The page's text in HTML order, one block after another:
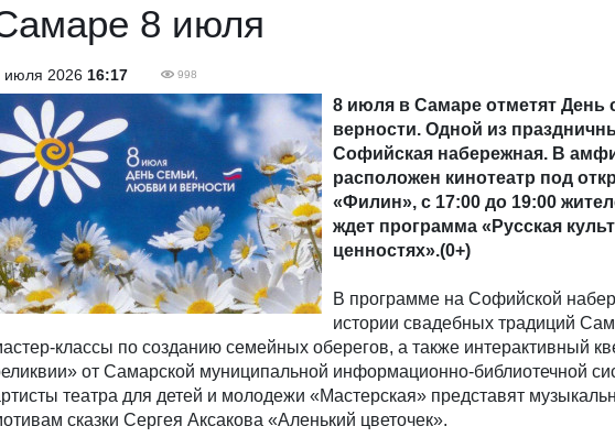
8 июля
июля 2026 16:17 998
8 июля в Самаре отметят День
верности. Одной из
Софийская набережная. В
расположен кинотеатр под
«Филин», с 17:00 до 19:00
ждет программа «Русская
ценностях».(0+)
В программе на Софийской
истории свадебных традиций
классы по созданию семейных оберегов, а также интерактивный
от Самарской муниципальной информационно-библиотечной
театра для детей и молодежи «Мастерская» представят
сказки Сергея Аксакова «Аленький цветочек».